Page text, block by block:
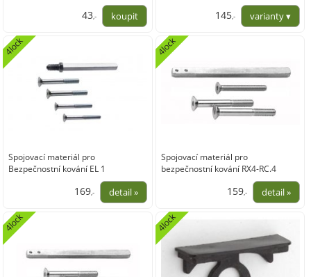
43,- 145,-
Spojovací materiál pro
Bezpečnostní kování EL 1
4lock
169,-
Spojovací materiál pro
bezpečnostní kování RX4-RC.4
4lock
159,-
4lock 4lock